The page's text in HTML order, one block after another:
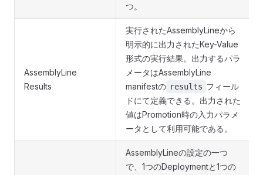
つ。
AssemblyLine
Results
実行されたAssemblyLineから
明示的に出力されたKey-Value
形式の実行結果。出力するパラ
メータはAssemblyLine
manifestの results フィール
ドにて定義できる。出力された
値はPromotion時の入力パラメ
ータとして利用可能である。
AssemblyLineの設定の一つ
で、1つのDeploymentと1つの